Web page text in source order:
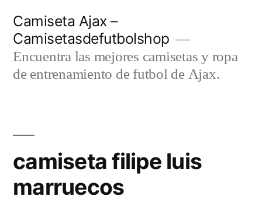
contenido
Camiseta Ajax –
Camisetasdefutbolshop
Encuentra las mejores camisetas y ropa
de entrenamiento de futbol de Ajax.
camiseta filipe luis
marruecos